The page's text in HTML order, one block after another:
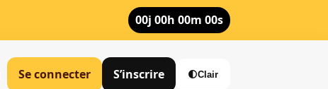
00j 00h 00m 00s
Se connecter S’inscrire 🌓